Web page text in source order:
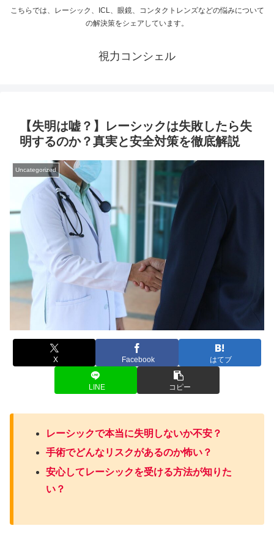
こちらでは、レーシック、ICL、眼鏡、コンタクトレンズなどの悩みについて
の解決策をシェアしています。
視力コンシェル
【失明は嘘？】レーシックは失敗したら失
明するのか？真実と安全対策を徹底解説
Uncategorized
X Facebook はてブ
LINE コピー
レーシックで本当に失明しないか不安？
手術でどんなリスクがあるのか怖い？
安心してレーシックを受ける方法が知りた
い？